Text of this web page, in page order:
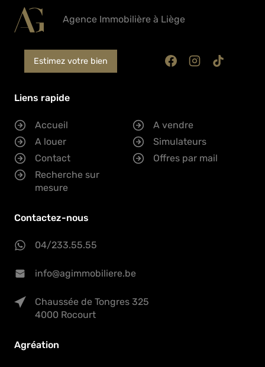
Agence Immobilière à Liège
Estimez votre bien
Liens rapide
Accueil
A vendre
A louer
Simulateurs
Contact
Offres par mail
Recherche sur
mesure
Contactez-nous
04/233.55.55
info@agimmobiliere.be
Chaussée de Tongres 325
4000 Rocourt
Agréation